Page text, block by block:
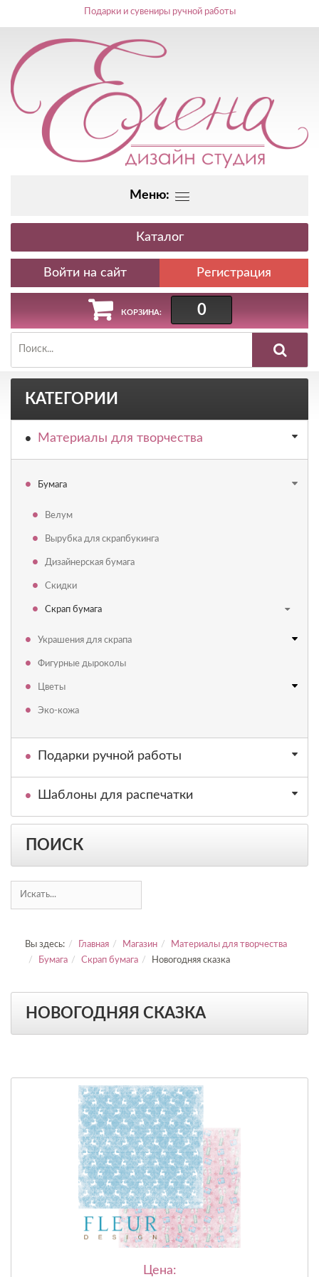
Подарки и сувениры ручной работы
Меню:
Каталог
Регистрация
КОРЗИНА: 0
КАТЕГОРИИ
Материалы для творчества
Бумага
Велум
Вырубка для скрапбукинга
Дизайнерская бумага
Скидки
Скрап бумага
Украшения для скрапа
Фигурные дыроколы
Цветы
Эко-кожа
Подарки ручной работы
Шаблоны для распечатки
ПОИСК
Вы здесь: Главная Магазин
Материалы для творчества
Бумага
Скрап бумага Новогодняя сказка
НОВОГОДНЯЯ СКАЗКА
Цена: